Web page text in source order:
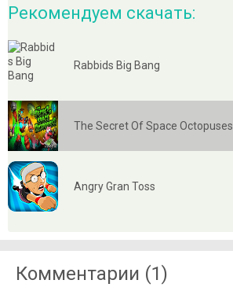
Рекомендуем скачать:
Rabbids Big Bang
The Secret Of Space Octopuses
Angry Gran Toss
Комментарии (1)